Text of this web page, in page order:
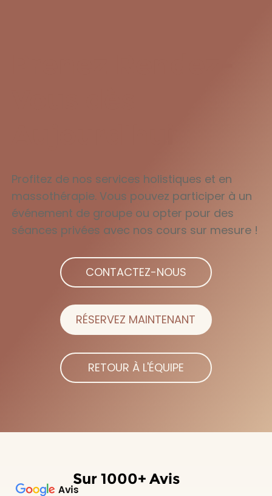
Profitez de nos services holistiques et en
massothérapie. Vous pouvez participer à un
événement de groupe ou opter pour des
séances privées avec nos cours sur mesure !
CONTACTEZ-NOUS
RÉSERVEZ MAINTENANT
RETOUR À L'ÉQUIPE
Sur 1000+ Avis